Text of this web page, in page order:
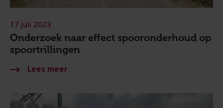
Onderzoek naar effect spooronderhoud op
spoortrillingen
17 juli 2023